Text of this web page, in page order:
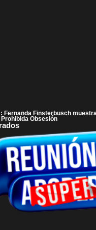
Fernanda Finsterbusch
Obsesión